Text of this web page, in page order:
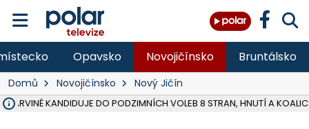
Opavsko Novojičínsko Bruntálsko
Domů Novojičínsko Nový Jičín
V KARVINÉ KANDIDUJE DO PODZIMNÍCH VOLEB 8 STRAN, HNUTÍ A KOALIC